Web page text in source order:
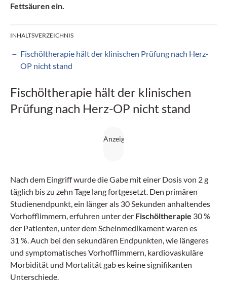
Fettsäuren ein.
INHALTSVERZEICHNIS
Fischöltherapie hält der klinischen Prüfung nach Herz-
OP nicht stand
Fischöltherapie hält der klinischen
Prüfung nach Herz-OP nicht stand
Nach dem Eingriff wurde die Gabe mit einer Dosis von 2 g
täglich bis zu zehn Tage lang fortgesetzt. Den primären
Studienendpunkt, ein länger als 30 Sekunden anhaltendes
Vorhofflimmern, erfuhren unter der Fischöltherapie 30 %
der Patienten, unter dem Scheinmedikament waren es
31 %. Auch bei den sekundären Endpunkten, wie längeres
und symptomatisches Vorhofflimmern, kardiovaskuläre
Morbidität und Mortalität gab es keine signifikanten
Unterschiede.